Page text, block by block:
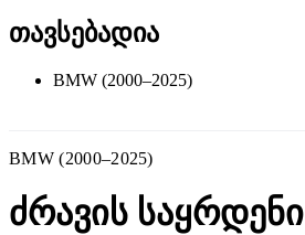
თავსებადია
BMW (2000–2025)
BMW (2000–2025)
ძრავის საყრდენი